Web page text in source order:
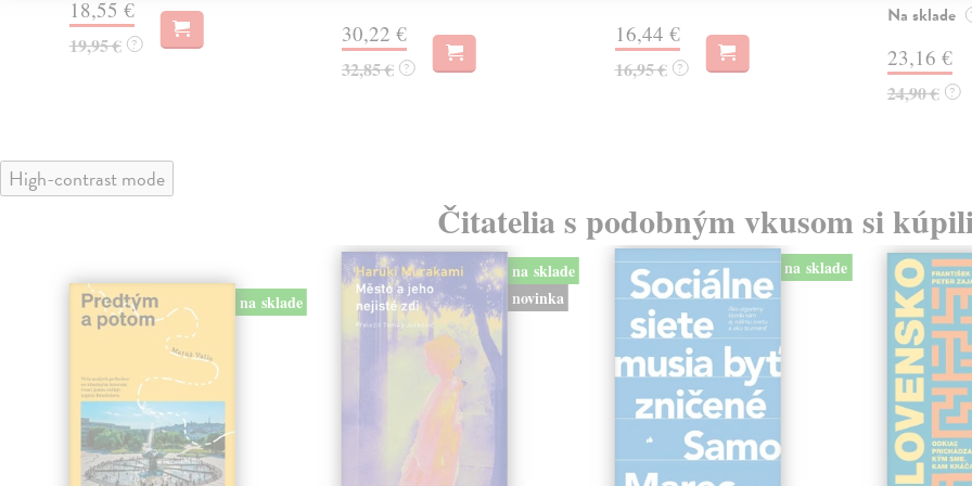
18,55 €
19,95 € ? 30,22 €
32,85 € ?
16,44 €
16,95 € ?
Na sklade
23,16 €
24,90 € ?
High-contrast mode
Čitatelia s podobným vkusom si
na sklade
na sklade
novinka
na sklade